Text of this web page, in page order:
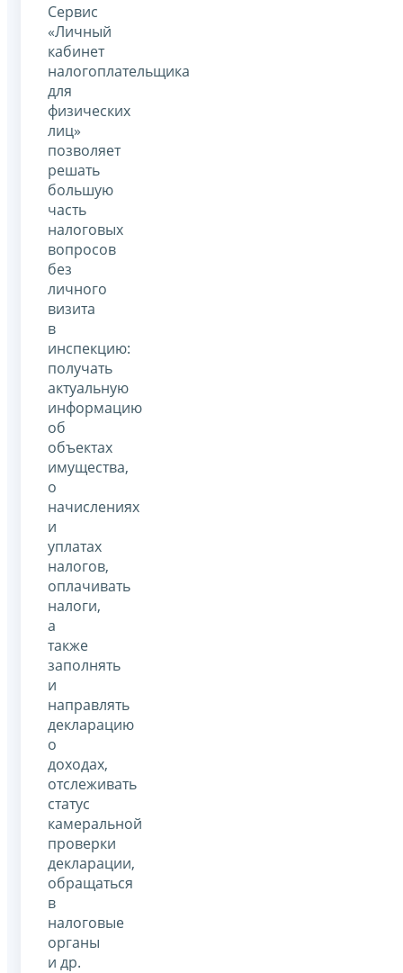
Сервис
«Личный
кабинет
налогоплательщика
для
физических
лиц»
позволяет
решать
большую
часть
налоговых
вопросов
без
личного
визита
в
инспекцию:
получать
актуальную
информацию
об
объектах
имущества,
о
начислениях
и
уплатах
налогов,
оплачивать
налоги,
а
также
заполнять
и
направлять
декларацию
о
доходах,
отслеживать
статус
камеральной
проверки
декларации,
обращаться
в
налоговые
органы
и др.